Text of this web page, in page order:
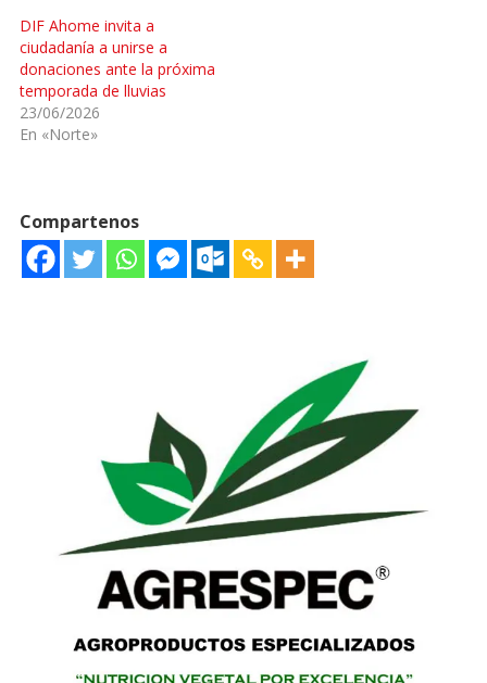
DIF Ahome invita a
ciudadanía a unirse a
donaciones ante la próxima
temporada de lluvias
23/06/2026
En «Norte»
Compartenos